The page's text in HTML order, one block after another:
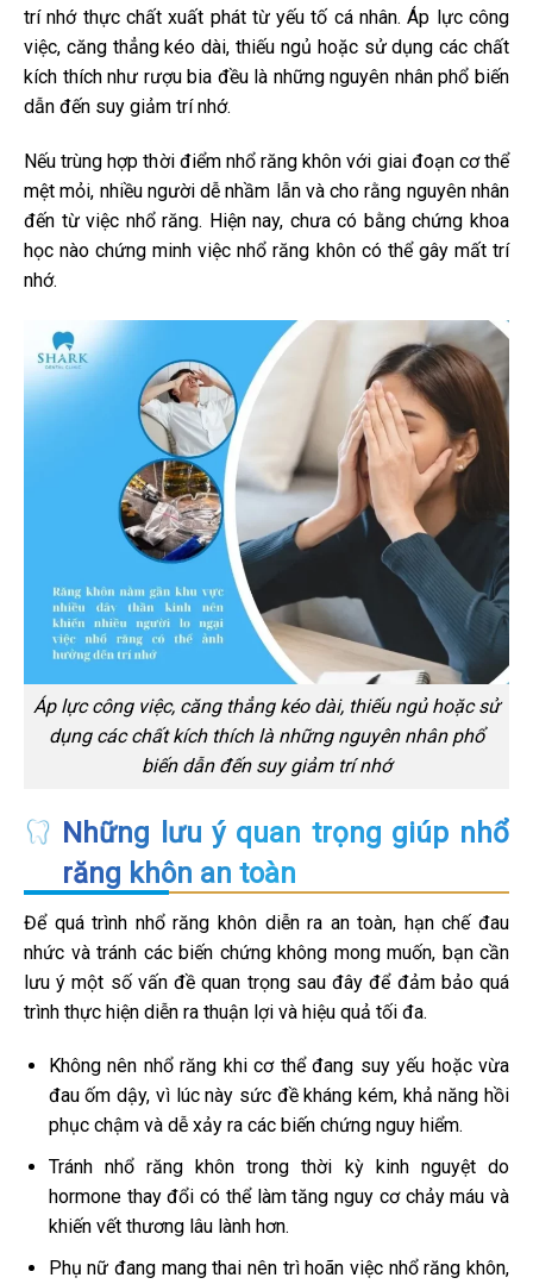
trí nhớ thực chất xuất phát từ yếu tố cá nhân. Áp lực công
việc, căng thẳng kéo dài, thiếu ngủ hoặc sử dụng các chất
kích thích như rượu bia đều là những nguyên nhân phổ biến
dẫn đến suy giảm trí nhớ.
Nếu trùng hợp thời điểm nhổ răng khôn với giai đoạn cơ thể
mệt mỏi, nhiều người dễ nhầm lẫn và cho rằng nguyên nhân
đến từ việc nhổ răng. Hiện nay, chưa có bằng chứng khoa
học nào chứng minh việc nhổ răng khôn có thể gây mất trí
nhớ.
Áp lực công việc, căng thẳng kéo dài, thiếu ngủ hoặc sử
dụng các chất kích thích là những nguyên nhân phổ
biến dẫn đến suy giảm trí nhớ
Những lưu ý quan trọng giúp nhổ
răng khôn an toàn
Để quá trình nhổ răng khôn diễn ra an toàn, hạn chế đau
nhức và tránh các biến chứng không mong muốn, bạn cần
lưu ý một số vấn đề quan trọng sau đây để đảm bảo quá
trình thực hiện diễn ra thuận lợi và hiệu quả tối đa.
Không nên nhổ răng khi cơ thể đang suy yếu hoặc vừa
đau ốm dậy, vì lúc này sức đề kháng kém, khả năng hồi
phục chậm và dễ xảy ra các biến chứng nguy hiểm.
Tránh nhổ răng khôn trong thời kỳ kinh nguyệt do
hormone thay đổi có thể làm tăng nguy cơ chảy máu và
khiến vết thương lâu lành hơn.
Phụ nữ đang mang thai nên trì hoãn việc nhổ răng khôn,